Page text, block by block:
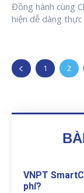
Đồng hành cùng
hiện dễ dàng
1 2
VNPT
phí?